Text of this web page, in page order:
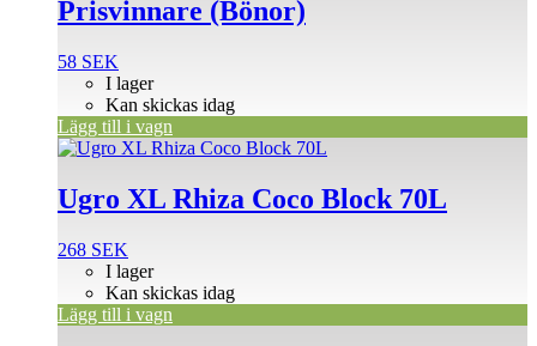
Prisvinnare (Bönor)
58 SEK
I lager
Kan skickas idag
Lägg till i vagn
Ugro XL Rhiza Coco Block 70L
268 SEK
I lager
Kan skickas idag
Lägg till i vagn